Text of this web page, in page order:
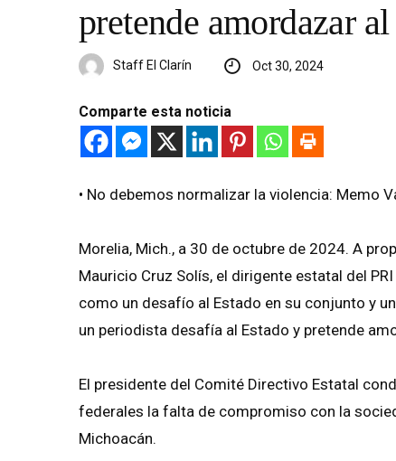
pretende amordazar
Staff El Clarín Oct 30, 2024
Comparte esta noticia
•⁠ ⁠No debemos normalizar la violencia: Memo
Morelia, Mich., a 30 de octubre de 2024. A
Mauricio Cruz Solís, el dirigente estatal del
como un desafío al Estado en su conjunto y
un periodista desafía al Estado y pretende
El presidente del Comité Directivo Estatal
federales la falta de compromiso con la
Michoacán.